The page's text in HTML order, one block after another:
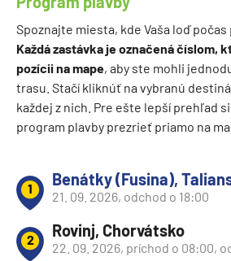
Spoznajte miesta, kde Vaša loď
Každá zastávka je označená číslom,
pozícii na mape, aby ste mohli
trasu. Stačí kliknúť na vybranú
každej z nich. Pre ešte lepší prehľad
program plavby prezrieť priamo na
1 Benátky (Fusina),
21. 09. 2026, odchod o 18:00
2 Rovinj, Chorvátsko
22. 09. 2026, príchod o 08:00,